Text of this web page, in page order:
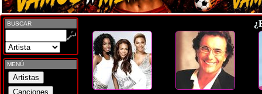
BUSCAR
MENÚ